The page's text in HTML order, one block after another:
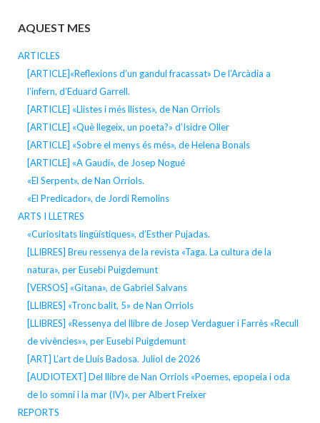
AQUEST MES
ARTICLES
[ARTICLE]«Reflexions d’un gandul fracassat» De l’Arcàdia a
l’infern, d’Eduard Garrell.
[ARTICLE] «Llistes i més llistes», de Nan Orriols
[ARTICLE] «Què llegeix, un poeta?» d’Isidre Oller
[ARTICLE] «Sobre el menys és més», de Helena Bonals
[ARTICLE] «A Gaudí», de Josep Nogué
«El Serpent», de Nan Orriols.
«El Predicador», de Jordi Remolins
ARTS I LLETRES
«Curiositats lingüístiques», d’Esther Pujadas.
[LLIBRES] Breu ressenya de la revista «Taga. La cultura de la
natura», per Eusebi Puigdemunt
[VERSOS] «Gitana», de Gabriel Salvans
[LLIBRES] «Tronc balit, 5» de Nan Orriols
[LLIBRES] «Ressenya del llibre de Josep Verdaguer i Farrès «Recull
de vivències»», per Eusebi Puigdemunt
[ART] L’art de Lluís Badosa. Juliol de 2026
[AUDIOTEXT] Del llibre de Nan Orriols «Poemes, epopeia i oda
de lo somni i la mar (IV)», per Albert Freixer
REPORTS